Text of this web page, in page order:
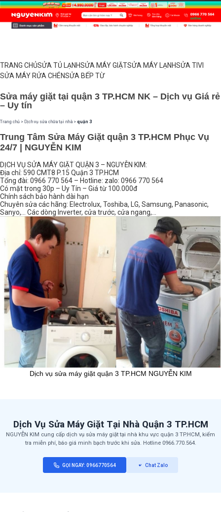
TRANG CHỦSỬA TỦ LẠNHSỬA MÁY GIẶTSỬA MÁY LẠNHSỬA TIVI
SỬA MÁY RỬA CHÉNSỬA BẾP TỪ
Sửa máy giặt tại quận 3 TP.HCM NK – Dịch vụ Giá rẻ
– Uy tín
Trang chủ > Dịch vụ sửa chữa tại nhà > quận 3
Trung Tâm Sửa Máy Giặt quận 3 TP.HCM Phục Vụ
24/7 | NGUYỄN KIM
DỊCH VỤ SỬA MÁY GIẶT QUẬN 3 – NGUYỄN KIM:
Địa chỉ: 590 CMT8 P.15 Quận 3 TP.HCM
Tổng đài: 0966 770 564 – Hotline: zalo: 0966 770 564
Có mặt trong 30p – Uy Tín – Giá từ 100.000đ
Chính sách bảo hành dài hạn
Chuyên sửa các hãng: Electrolux, Toshiba, LG, Samsung, Panasonic,
Sanyo,… Các dòng Inverter, cửa trước, cửa ngang,…
Dịch vụ sửa máy giặt quận 3 TP.HCM NGUYỄN KIM
Dịch Vụ Sửa Máy Giặt Tại Nhà Quận 3 TP.HCM
NGUYỄN KIM cung cấp dịch vụ sửa máy giặt tại nhà khu vực quận 3 TP.HCM, kiểm
tra miễn phí, báo giá minh bạch trước khi sửa. Hotline 0966.770.564.
GỌI NGAY: 0966770564 Chat Zalo